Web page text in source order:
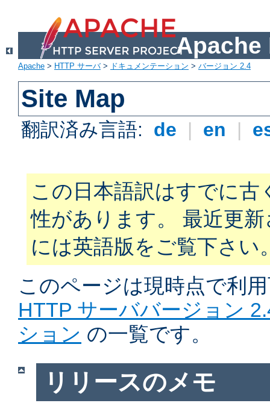
Apache
Apache > HTTP サーバ> ドキュメンテーション > バージョン 2.4
Site Map
翻訳済み言語: de | en |
この日本語訳はすでに古
性があります。 最近更
には英語版をご覧下さい
このページは現時点で利
HTTP サーババージョン
ション の一覧です。
リリースのメモ